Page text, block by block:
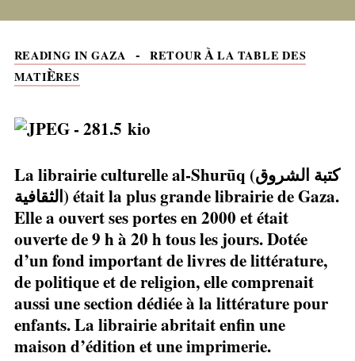
READING IN GAZA - RETOURÀLA TABLE DES
MATIÈRES
La librairie culturelle al-Shurūq (كتبة الشروق
الثقافية) était la plus grande librairie de Gaza.
Elle a ouvert ses portes en 2000 et était
ouverte de 9 h à 20 h tous les jours. Dotée
d’un fond important de livres de littérature,
de politique et de religion, elle comprenait
aussi une section dédiée à la littérature pour
enfants. La librairie abritait enfin une
maison d’édition et une imprimerie.